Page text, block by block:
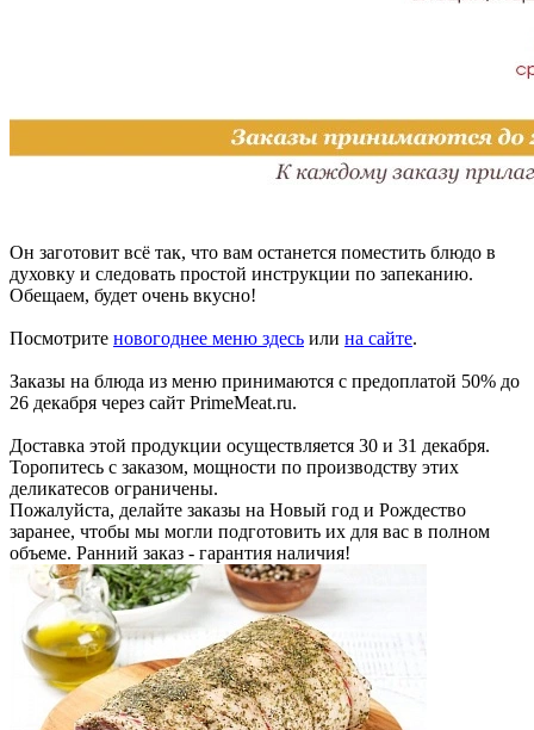
Он заготовит всё так, что вам останется поместить блюдо в
духовку и следовать простой инструкции по запеканию.
Обещаем, будет очень вкусно!
Посмотрите новогоднее меню здесь или на сайте.
Заказы на блюда из меню принимаются с предоплатой 50% до
26 декабря через сайт PrimeMeat.ru.
Доставка этой продукции осуществляется 30 и 31 декабря.
Торопитесь с заказом, мощности по производству этих
деликатесов ограничены.
Пожалуйста, делайте заказы на Новый год и Рождество
заранее, чтобы мы могли подготовить их для вас в полном
объеме. Ранний заказ - гарантия наличия!